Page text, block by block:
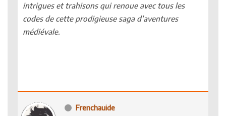
intrigues et trahisons qui renoue avec tous les
codes de cette prodigieuse saga d’aventures
médiévale.
Frenchauide